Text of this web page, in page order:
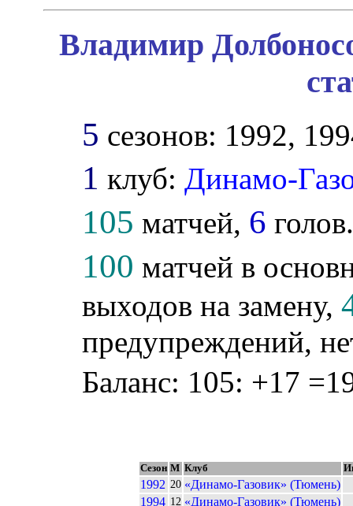
Владимир
5 сезонов: 1992,
1 клуб:Динамо-
105 матчей, 6
100 матчей в
выходов на замену,
предупреждений,
Баланс: 105: +17
Сезон М Клуб
1992 20 «Динамо-Газовик» (Тюмень)
1994 12 «Динамо-Газовик» (Тюмень)